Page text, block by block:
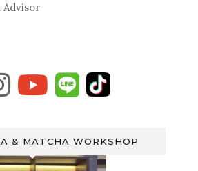
& MATCHA WORKSHOP